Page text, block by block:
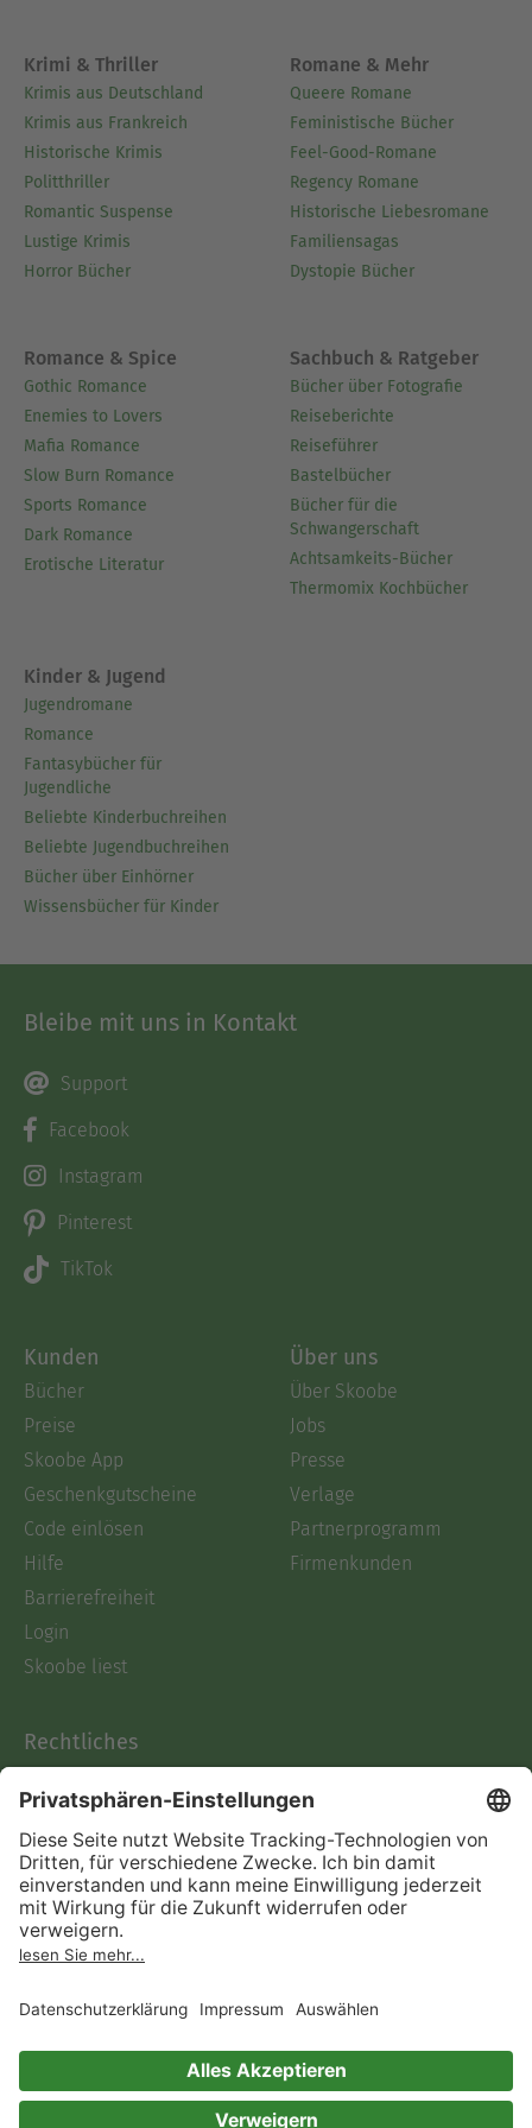
Krimi & Thriller
Krimis aus Deutschland
Krimis aus Frankreich
Historische Krimis
Politthriller
Romantic Suspense
Lustige Krimis
Horror Bücher
Romane & Mehr
Queere Romane
Feministische Bücher
Feel-Good-Romane
Regency Romane
Historische Liebesromane
Familiensagas
Dystopie Bücher
Romance & Spice
Gothic Romance
Enemies to Lovers
Mafia Romance
Slow Burn Romance
Sports Romance
Dark Romance
Erotische Literatur
Sachbuch & Ratgeber
Bücher über Fotografie
Reiseberichte
Reiseführer
Bastelbücher
Bücher für die
Schwangerschaft
Achtsamkeits-Bücher
Thermomix Kochbücher
Kinder & Jugend
Jugendromane
Romance
Fantasybücher für
Jugendliche
Beliebte Kinderbuchreihen
Beliebte Jugendbuchreihen
Bücher über Einhörner
Wissensbücher für Kinder
Bleibe mit uns in Kontakt
Support
Facebook
Instagram
Pinterest
TikTok
Kunden
Bücher
Preise
Skoobe App
Geschenkgutscheine
Code einlösen
Hilfe
Barrierefreiheit
Login
Skoobe liest
Über uns
Über Skoobe
Jobs
Presse
Verlage
Partnerprogramm
Firmenkunden
Rechtliches
AGB
Informationen nach Data
Act
Verträge hier kündigen
Impressum
Immer ein gutes Buch